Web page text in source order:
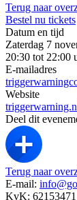
Terug naar
Bestel nu tickets
Datum en tijd
Zaterdag 7
20:30 tot 22:00
E-mailadres
Website
Deel dit
Terug naar
E-mail:
KvK: 62153471